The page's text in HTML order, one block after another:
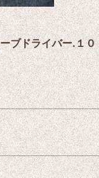
ブドライバー.１０